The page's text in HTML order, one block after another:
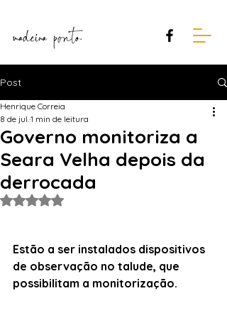
Post
Governo monitoriza a
Seara Velha depois da
derrocada
Henrique Correia
8 de jul.1 min de leitura
Avaliado com NaN de 5 estrelas.
Estão a ser instalados dispositivos
de observação no talude, que
possibilitam a monitorização.